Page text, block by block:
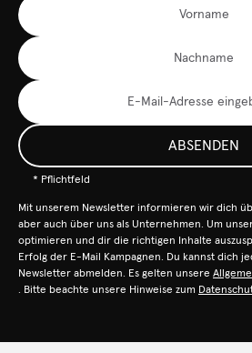
ABSENDEN
* Pflichtfeld
Mit unserem Newsletter informieren wir dich
aber auch über uns als Unternehmen. Um
optimieren und dir die richtigen Inhalte
Erfolg der E-Mail Kampagnen. Du kannst dich
Newsletter abmelden. Es gelten unsere
. Bitte beachte unsere Hinweise zum